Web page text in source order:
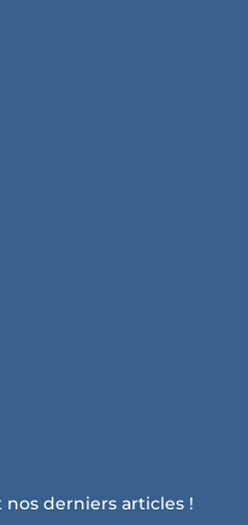
nos derniers articles !